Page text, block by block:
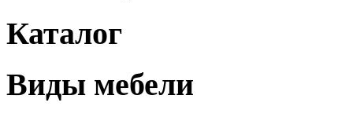
Каталог
Виды мебели